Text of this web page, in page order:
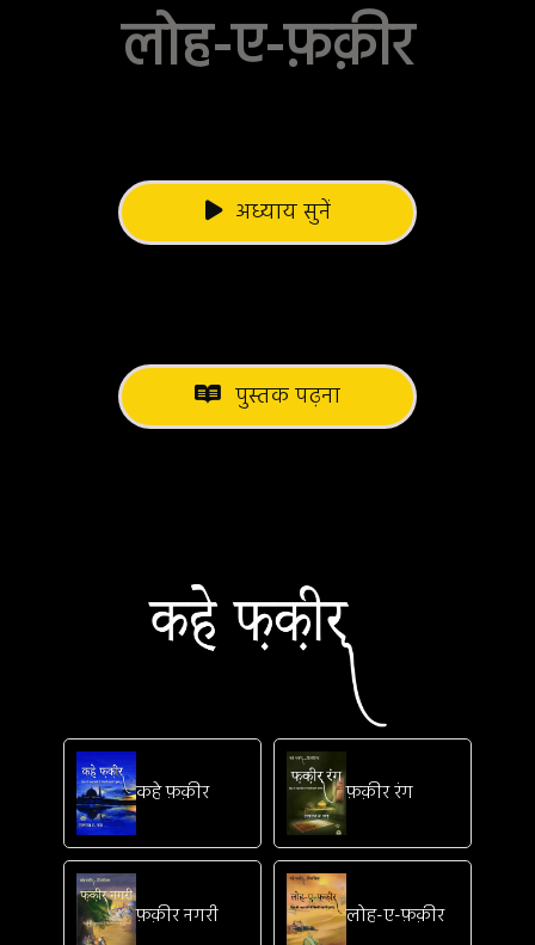
लोह-ए-फ़क़ीर
अध्याय सुनें
पुस्तक पढ़ना
कहे फ़क़ीर फ़क़ीर रंग
फ़क़ीर नगरी लोह-ए-फ़क़ीर